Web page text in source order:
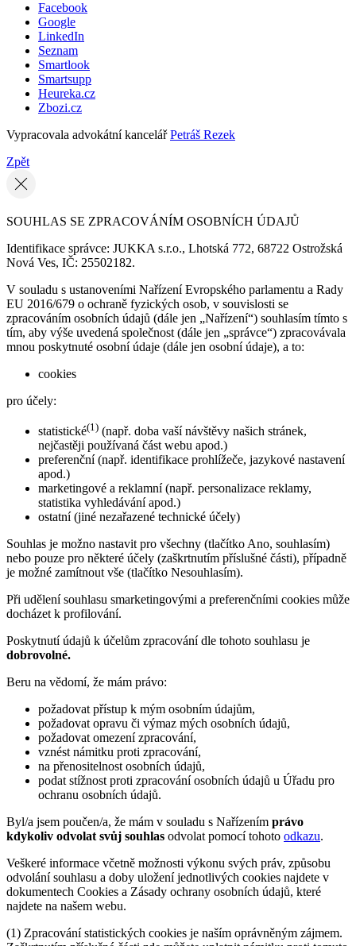
Facebook
Google
LinkedIn
Seznam
Smartlook
Smartsupp
Heureka.cz
Zbozi.cz
Vypracovala advokátní kancelářPetráš Rezek
Zpět
SOUHLAS SE ZPRACOVÁNÍM OSOBNÍCH ÚDAJŮ
Identifikace správce: JUKKA s.r.o., Lhotská 772, 68722 Ostrožská
Nová Ves, IČ: 25502182.
V souladu s ustanoveními Nařízení Evropského parlamentu a Rady
EU 2016/679 o ochraně fyzických osob, v souvislosti se
zpracováním osobních údajů (dále jen „Nařízení“) souhlasím tímto s
tím, aby výše uvedená společnost (dále jen „správce“) zpracovávala
mnou poskytnuté osobní údaje (dále jen osobní údaje), a to:
cookies
pro účely:
statistické(1) (např. doba vaší návštěvy našich stránek,
nejčastěji používaná část webu apod.)
preferenční (např. identifikace prohlížeče, jazykové nastavení
apod.)
marketingové a reklamní (např. personalizace reklamy,
statistika vyhledávání apod.)
ostatní (jiné nezařazené technické účely)
Souhlas je možno nastavit pro všechny (tlačítko Ano, souhlasím)
nebo pouze pro některé účely (zaškrtnutím příslušné části), případně
je možné zamítnout vše (tlačítko Nesouhlasím).
Při udělení souhlasu smarketingovými a preferenčními cookies může
docházet k profilování.
Poskytnutí údajů k účelům zpracování dle tohoto souhlasu je
dobrovolné.
Beru na vědomí, že mám právo:
požadovat přístup k mým osobním údajům,
požadovat opravu či výmaz mých osobních údajů,
požadovat omezení zpracování,
vznést námitku proti zpracování,
na přenositelnost osobních údajů,
podat stížnost proti zpracování osobních údajů u Úřadu pro
ochranu osobních údajů.
Byl/a jsem poučen/a, že mám v souladu s Nařízením právo
kdykoliv odvolat svůj souhlas odvolat pomocí tohoto odkazu.
Veškeré informace včetně možnosti výkonu svých práv, způsobu
odvolání souhlasu a doby uložení jednotlivých cookies najdete v
dokumentech Cookies a Zásady ochrany osobních údajů, které
najdete na našem webu.
(1) Zpracování statistických cookies je naším oprávněným zájmem.